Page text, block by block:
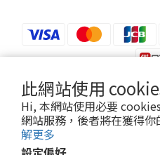
此網站使用
Hi, 本網站使用必要
網站服務，後者將在獲得你
解更多
Copyright© 2024 紫